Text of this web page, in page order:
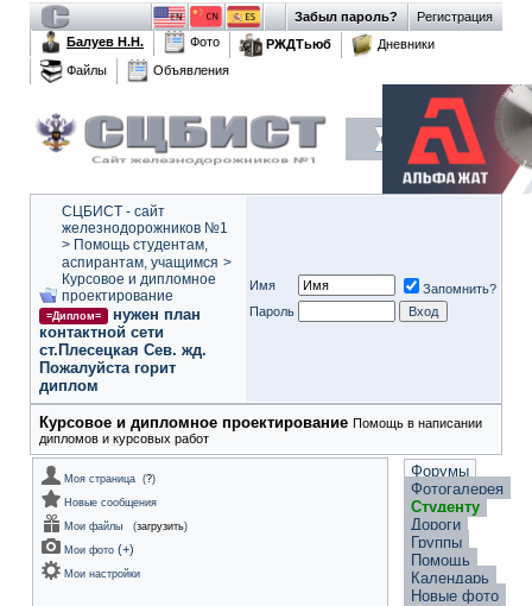
Регистрация
Забыл пароль?
Балуев Н.Н.
Фото РЖДТьюб
Дневники
Файлы
Объявления
СЦБИСТ - сайт
железнодорожников №1
> Помощь студентам,
аспирантам, учащимся >
Курсовое и дипломное
проектирование
=Диплом=
нужен план
контактной сети
ст.Плесецкая Сев. жд.
Пожалуйста горит
диплом
Имя
Запомнить?
Пароль
Курсовое и дипломное проектирование Помощь в написании
дипломов и курсовых работ
Моя страница (?)
Новые сообщения
Мои файлы
(загрузить)
Мои фото (+)
Мои настройки
Форумы
Фотогалерея
Студенту
Дороги
Группы
Помощь
Календарь
Новые фото